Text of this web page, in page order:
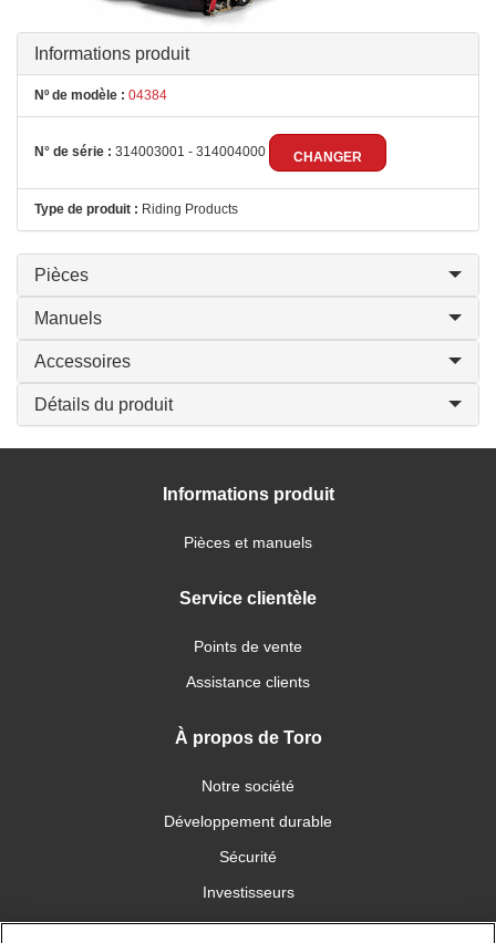
Informations produit
Nº de modèle : 04384
N° de série : 314003001 - 314004000 CHANGER
Type de produit : Riding Products
Pièces
Manuels
Accessoires
Détails du produit
Informations produit
Pièces et manuels
Service clientèle
Points de vente
Assistance clients
À propos de Toro
Notre société
Développement durable
Sécurité
Investisseurs
Carrières